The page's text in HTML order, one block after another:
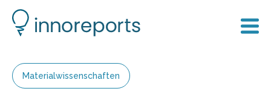
Materialwissenschaften